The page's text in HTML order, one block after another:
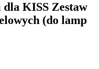
KISS Zestaw
(do lamp